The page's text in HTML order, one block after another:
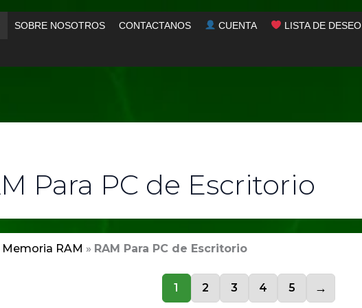
SOBRE NOSOTROS CONTACTANOS CUENTA LISTA DE DESEO
Para PC de Escritorio
Memoria RAM » RAM Para PC de Escritorio
1 2 3 4 5 →